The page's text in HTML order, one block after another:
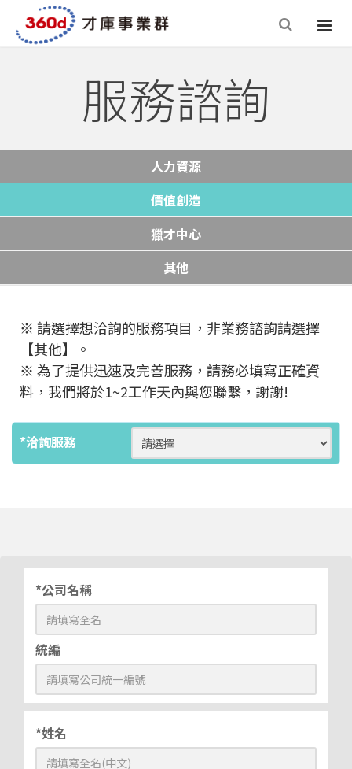
服務諮詢
人力資源
價值創造
獵才中心
其他
※ 請選擇想洽詢的服務項目，非業務諮詢請選擇
【其他】。
※ 為了提供迅速及完善服務，請務必填寫正確資
料，我們將於1~2工作天內與您聯繫，謝謝!
*洽詢服務
*公司名稱
統編
*姓名